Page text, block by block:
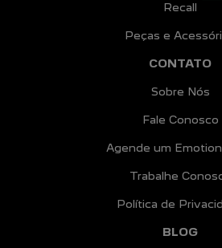
Recall
Peças e
CONTATO
Sobre Nós
Fale Conosco
Agende um
Trabalhe
Política de
BLOG